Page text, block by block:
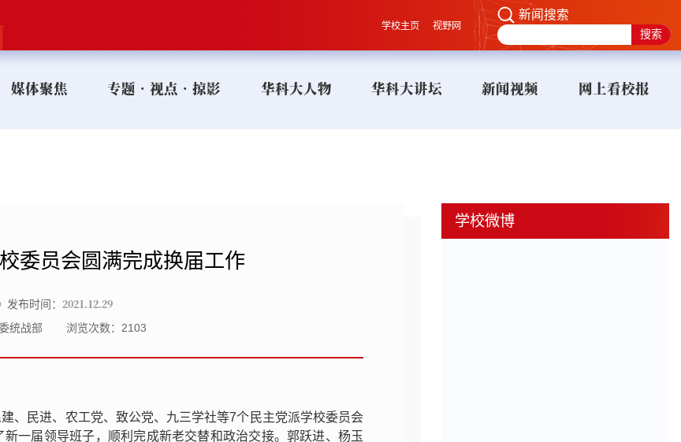
学校主页 视野网
新闻搜索
媒体聚焦 专题•视点•掠影 华科大人物 华科大讲坛 新闻视频 网上看校报
委员会圆满完成换届工作
发布时间： 2021.12.29
统战部 浏览次数： 2103
、民进、农工党、致公党、九三学社等7个民主党派学校委员会
一届领导班子，顺利完成新老交替和政治交接。郭跃进、杨玉
学校微博